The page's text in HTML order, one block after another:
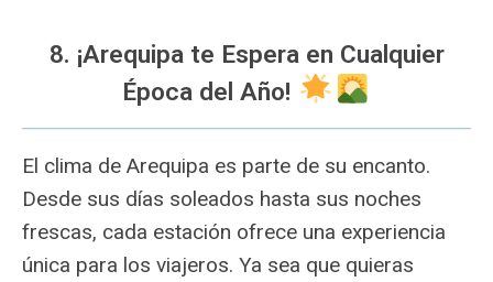
8. ¡Arequipa te Espera en Cualquier
Época del Año!
El clima de Arequipa es parte de su encanto.
Desde sus días soleados hasta sus noches
frescas, cada estación ofrece una experiencia
única para los viajeros. Ya sea que quieras